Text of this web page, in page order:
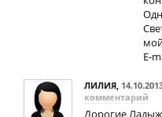
E-
ЛИЛИЯ,
комментарий
Дорогие